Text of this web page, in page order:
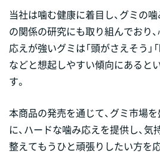
当社は噛む健康に着目し、グミの
の関係の研究にも取り組んでおり
応えが強いグミは「頭がさえそう」
などと想起しやすい傾向にあると
す。
本商品の発売を通じて、グミ市場
に、ハードな噛み応えを提供し、
整えてもうひと頑張りしたい方を